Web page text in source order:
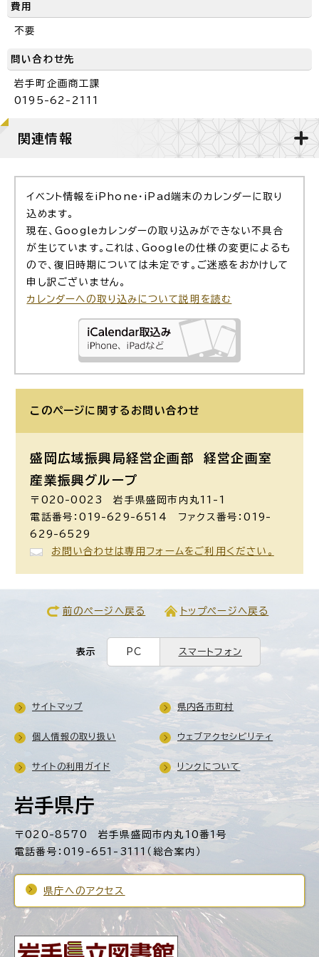
費用
不要
問い合わせ先
岩手町企画商工課
0195-62-2111
関連情報
イベント情報をiPhone・iPad端末のカレンダーに取り
込めます。
現在、Googleカレンダーの取り込みができない不具合
が生じています。これは、Googleの仕様の変更によるも
ので、復旧時期については未定です。ご迷惑をおかけして
申し訳ございません。
カレンダーへの取り込みについて説明を読む
このページに関する お問い合わせ
盛岡広域振興局経営企画部 経営企画室
産業振興グループ
〒020-0023 岩手県盛岡市内丸11-1
電話番号：019-629-6514 ファクス番号：019-
629-6529
お問い合わせは専用フォームをご利用ください。
前のページへ戻る トップページへ戻る
表示 PC スマートフォン
岩手県庁
〒020-8570 岩手県盛岡市内丸10番1号
電話番号：019-651-3111（総合案内）
県庁へのアクセス
サイトマップ 県内各市町村
個人情報の取り扱い ウェブアクセシビリティ
サイトの利用ガイド リンクについて